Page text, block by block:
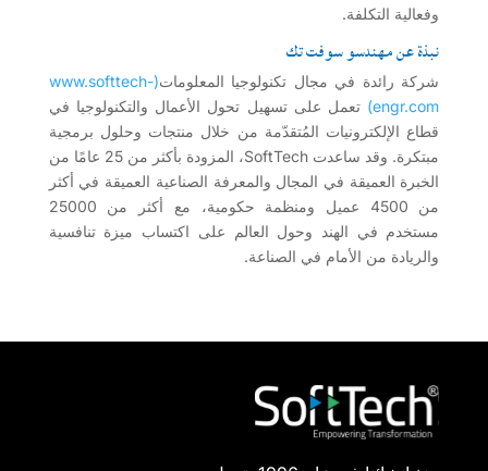
وفعالية التكلفة.
نبذة عن مهندسو سوفت تك
شركة رائدة في مجال تكنولوجيا المعلومات (www.softtech-
engr.com)
تعمل على تسهيل تحول الأعمال والتكنولوجيا في
قطاع الإلكترونيات المُتقدّمة من خلال منتجات وحلول برمجية
مبتكرة. وقد ساعدت SoftTech، المزودة بأكثر من 25 عامًا من
الخبرة العميقة في المجال والمعرفة الصناعية العميقة في أكثر
من 4500 عميل ومنظمة حكومية، مع أكثر من 25000
مستخدم في الهند وحول العالم على اكتساب ميزة تنافسية
والريادة من الأمام في الصناعة.